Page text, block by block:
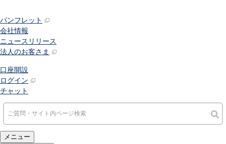
パンフレット
会社情報
ニュースリリース
法人のお客さま
口座開設
ログイン
チャット
メニュー